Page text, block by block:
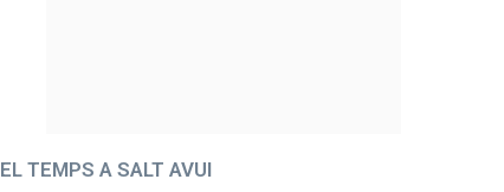
EL TEMPS A SALT AVUI